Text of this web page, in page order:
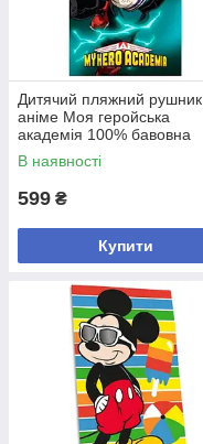
Дитячий пляжний рушник
аніме Моя геройська
академія 100% бавовна
70х140 см
В наявності
599 ₴
Купити